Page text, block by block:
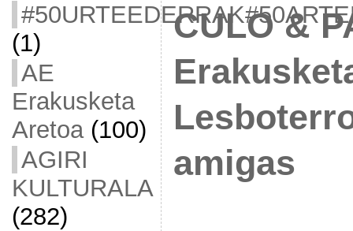
(1)
AE
Erakusketa
Aretoa(100)
AGIRI
KULTURALA
(282)
CULO &
amigas